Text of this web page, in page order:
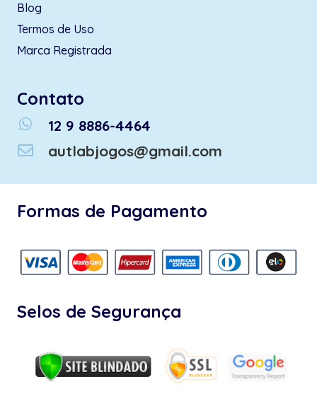
Blog
Termos de Uso
Marca Registrada
Contato
whatsapp
12 9 8886-4464
autlabjogos@gmail.com
Formas de Pagamento
Selos de Segurança